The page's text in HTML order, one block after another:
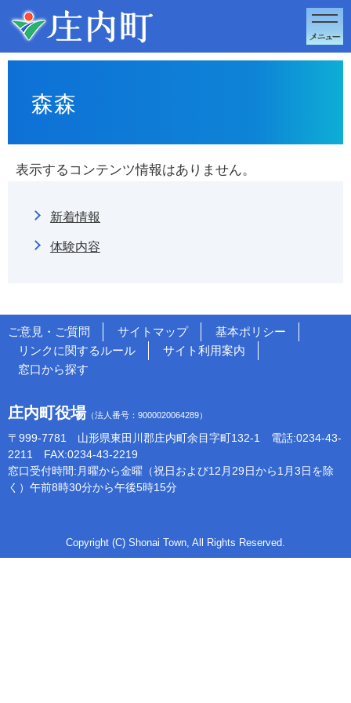
このページの本文へ移動
森森
表示するコンテンツ情報はありません。
新着情報
体験内容
ご意見・ご質問 サイトマップ
基本ポリシー
リンクに関するルール
サイト利用案内
窓口から探す
庄内町役場（法人番号：9000020064289）
〒999-7781 山形県東田川郡庄内町余目字町132-1 電話:0234-43-
2211 FAX:0234-43-2219
窓口受付時間:月曜から金曜（祝日および12月29日から1月3日を除
く）午前8時30分から午後5時15分
Copyright (C) Shonai Town, All Rights Reserved.